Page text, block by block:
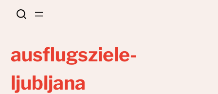
ausflugsziele-
ljubljana